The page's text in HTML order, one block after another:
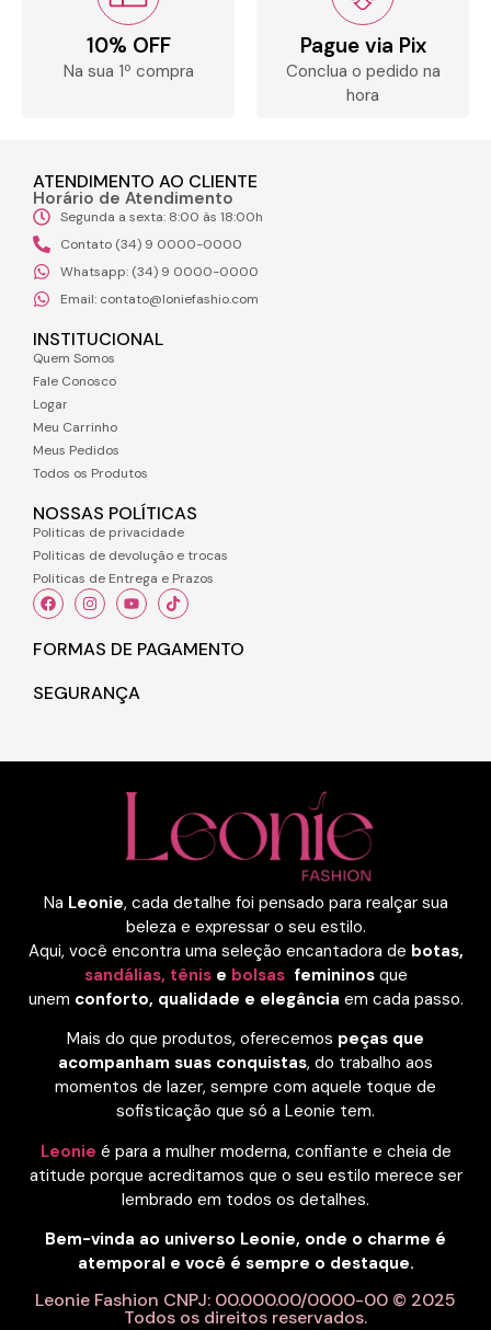
10% OFF
Na sua 1º compra
Pague via Pix
Conclua o pedido na
hora
ATENDIMENTO AO CLIENTE
Horário de Atendimento
Segunda a sexta: 8:00 às 18:00h
Contato (34) 9 0000-0000
Whatsapp: (34) 9 0000-0000
Email: contato@loniefashio.com
INSTITUCIONAL
Quem Somos
Fale Conosco
Logar
Meu Carrinho
Meus Pedidos
Todos os Produtos
NOSSAS POLÍTICAS
Politicas de privacidade
Politicas de devolução e trocas
Politicas de Entrega e Prazos
FORMAS DE PAGAMENTO
SEGURANÇA
Na Leonie, cada detalhe foi pensado para realçar sua
beleza e expressar o seu estilo.
Aqui, você encontra uma seleção encantadora de botas,
sandálias, tênise bolsasfemininosque
unem conforto, qualidade e elegância em cada passo.
Mais do que produtos, oferecemos peças que
acompanham suas conquistas, do trabalho aos
momentos de lazer, sempre com aquele toque de
sofisticação que só a Leonie tem.
Leonie é para a mulher moderna, confiante e cheia de
atitude porque acreditamos que o seu estilo merece ser
lembrado em todos os detalhes.
Bem-vinda ao universo Leonie, onde o charme é
atemporal e você é sempre o destaque.
Leonie Fashion CNPJ: 00.000.00/0000-00 © 2025
Todos os direitos reservados.